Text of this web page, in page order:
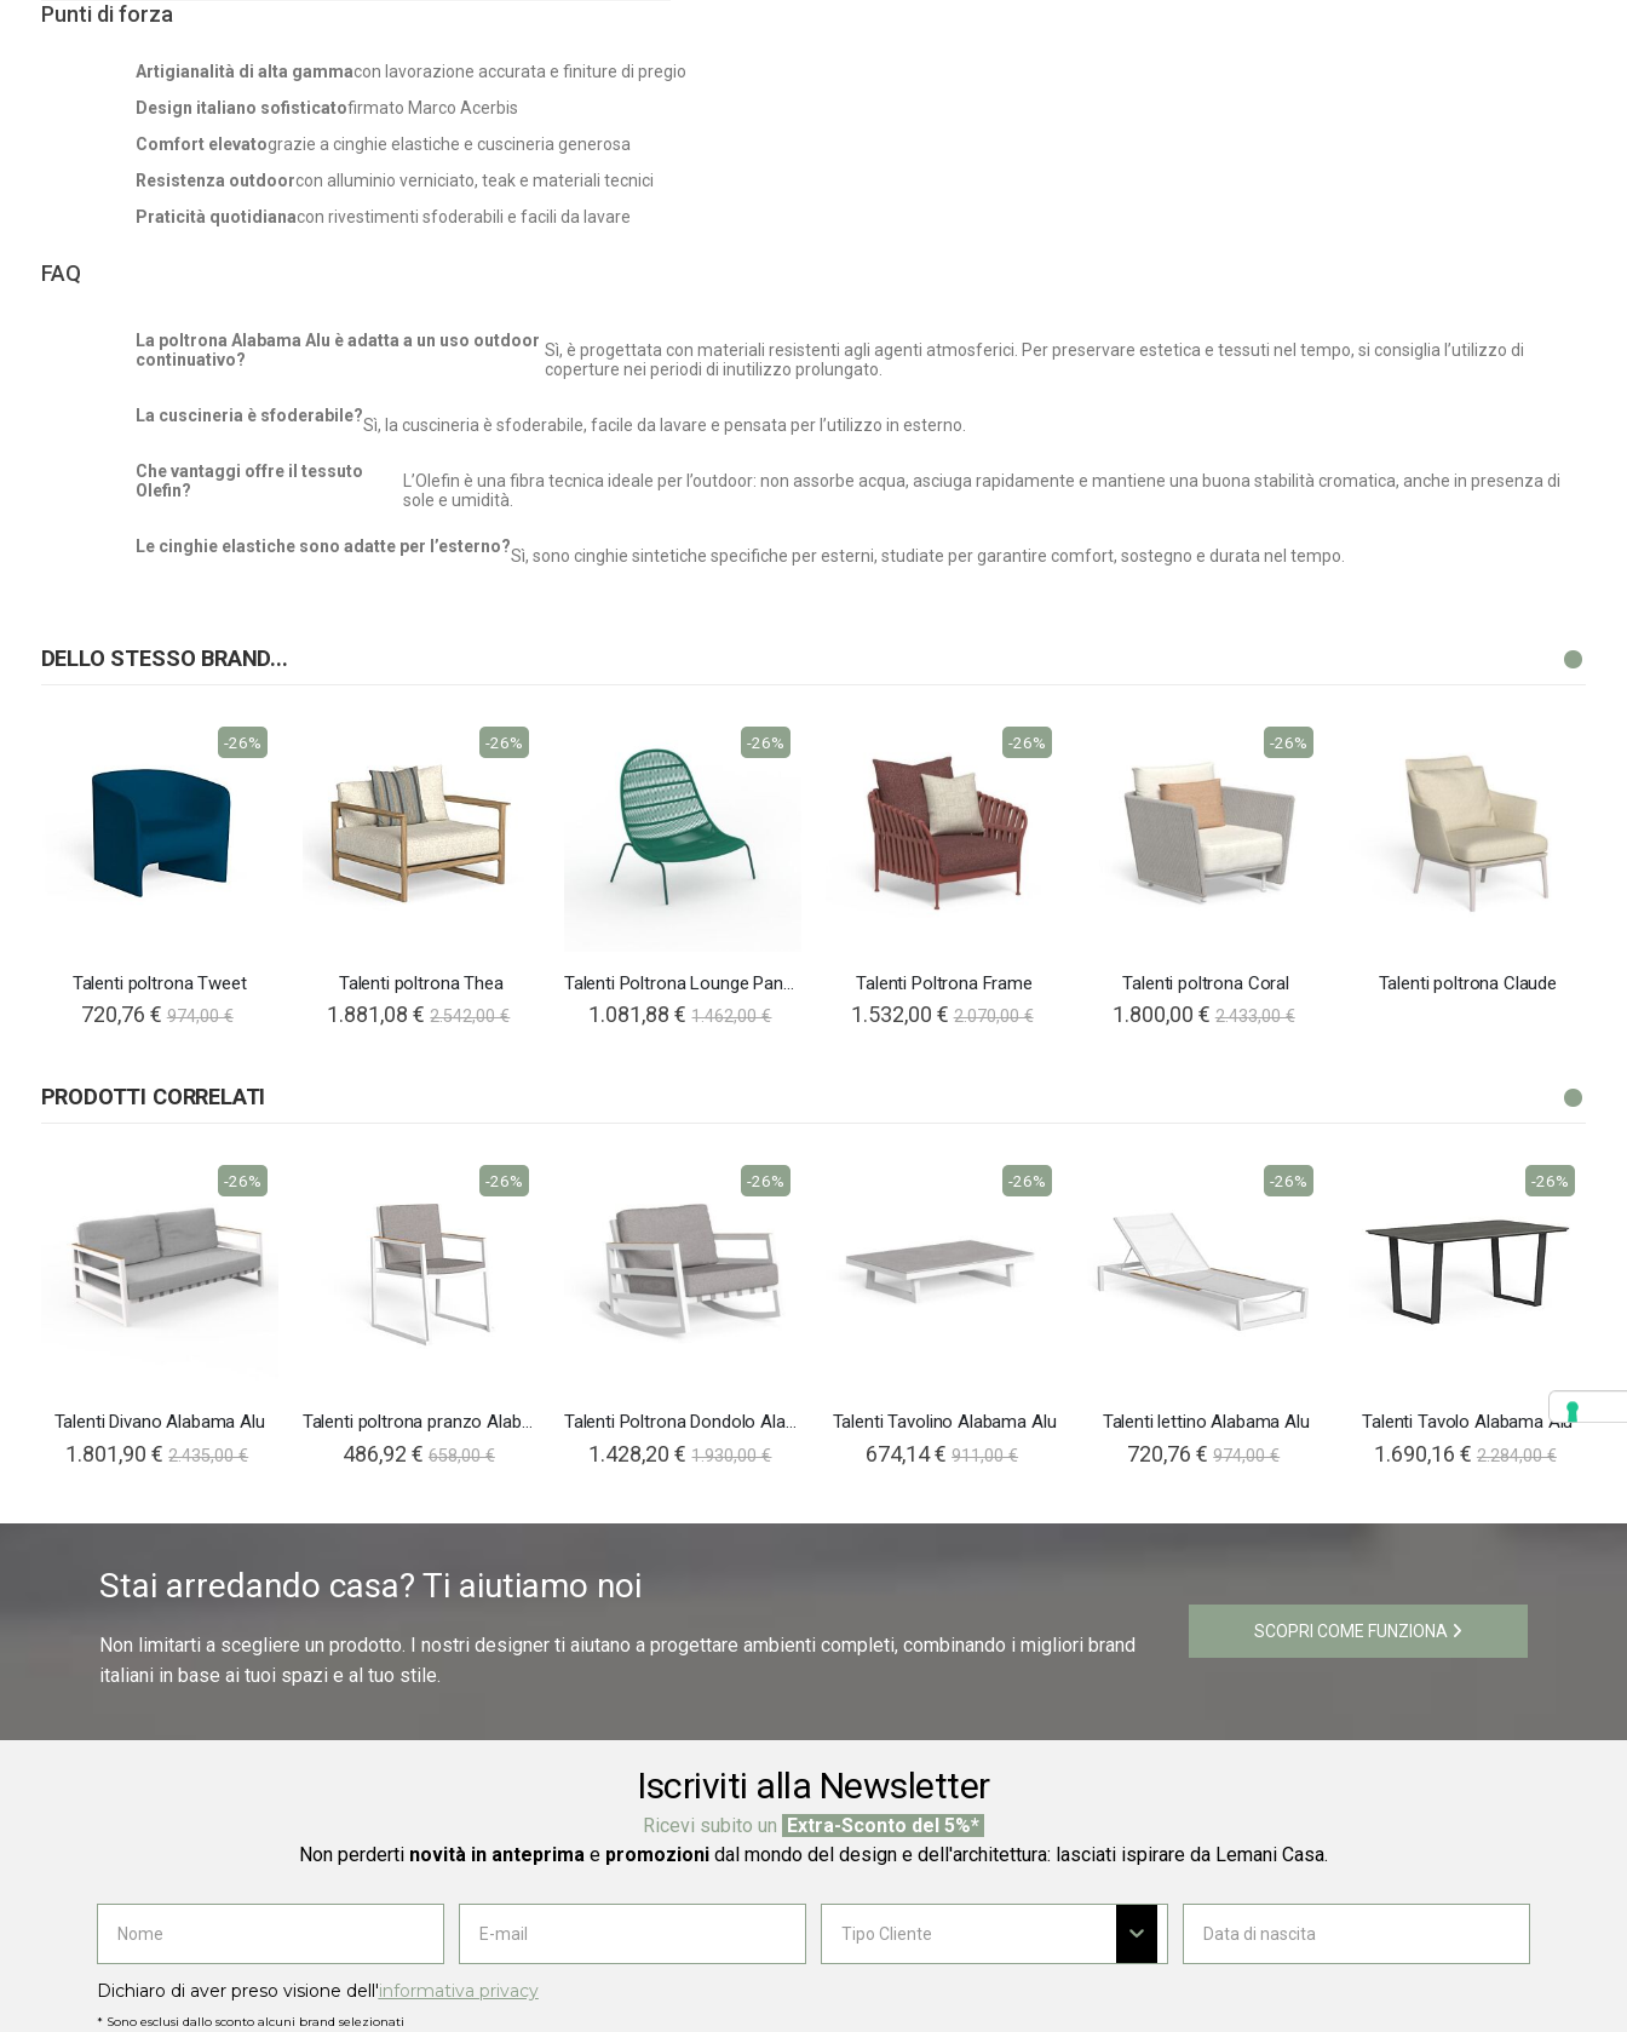
Punti di forza
Artigianalità di alta gammacon lavorazione accurata e finiture di pregio
Design italiano sofisticatofirmato Marco Acerbis
Comfort elevatograzie a cinghie elastiche e cuscineria generosa
Resistenza outdoorcon alluminio verniciato, teak e materiali tecnici
Praticità quotidianacon rivestimenti sfoderabili e facili da lavare
FAQ
La poltrona Alabama Alu è adatta a un uso outdoor
continuativo?
Sì, è progettata con materiali resistenti agli agenti atmosferici. Per preservare estetica e tessuti nel tempo, si consiglia l’utilizzo di
coperture nei periodi di inutilizzo prolungato.
La cuscineria è sfoderabile?Sì, la cuscineria è sfoderabile, facile da lavare e pensata per l’utilizzo in esterno.
Che vantaggi offre il tessuto
Olefin?
L’Olefin è una fibra tecnica ideale per l’outdoor: non assorbe acqua, asciuga rapidamente e mantiene una buona stabilità cromatica, anche in presenza di
sole e umidità.
Le cinghie elastiche sono adatte per l’esterno?Sì, sono cinghie sintetiche specifiche per esterni, studiate per garantire comfort, sostegno e durata nel tempo.
DELLO STESSO BRAND...
Talenti poltrona Tweet
720,76 € 974,00 €
-26%
Talenti poltrona Thea
1.881,08 € 2.542,00 €
-26%
Talenti Poltrona Lounge Panama
1.081,88 € 1.462,00 €
-26%
Talenti Poltrona Frame
1.532,00 € 2.070,00 €
-26%
Talenti poltrona Coral
1.800,00 € 2.433,00 €
-26%
Talenti poltrona Claude
PRODOTTI CORRELATI
Talenti Divano Alabama Alu
1.801,90 € 2.435,00 €
-26%
Talenti poltrona pranzo Alabama Alu
486,92 € 658,00 €
-26%
Talenti Poltrona Dondolo Alabama Alu
1.428,20 € 1.930,00 €
-26%
Talenti Tavolino Alabama Alu
674,14 € 911,00 €
-26%
Talenti lettino Alabama Alu
720,76 € 974,00 €
-26%
Talenti Tavolo Alabama Alu
1.690,16 € 2.284,00 €
-26%
Stai arredando casa? Ti aiutiamo noi
Non limitarti a scegliere un prodotto. I nostri designer ti aiutano a progettare ambienti completi, combinando i migliori brand
italiani in base ai tuoi spazi e al tuo stile.
SCOPRI COME FUNZIONA
Iscriviti alla Newsletter
Ricevi subito un Extra-Sconto del 5%*
Non perderti novità in anteprimae promozionidal mondo del design e dell'architettura: lasciati ispirare da Lemani Casa.
Dichiaro di aver preso visione dell'informativa privacy
* Sono esclusi dallo sconto alcuni brand selezionati